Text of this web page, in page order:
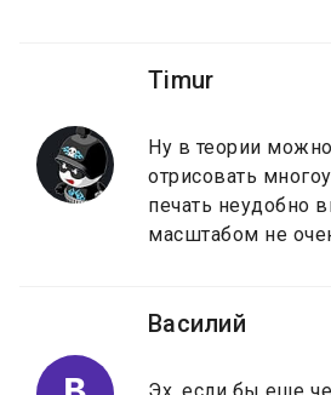
Timur
Ну в теории
отрисовать
печать неудобно
масштабом не
Василий